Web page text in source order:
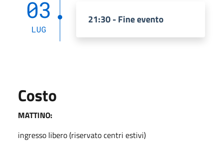
03
LUG
21:30 - Fine evento
Costo
MATTINO:
ingresso libero (riservato centri estivi)